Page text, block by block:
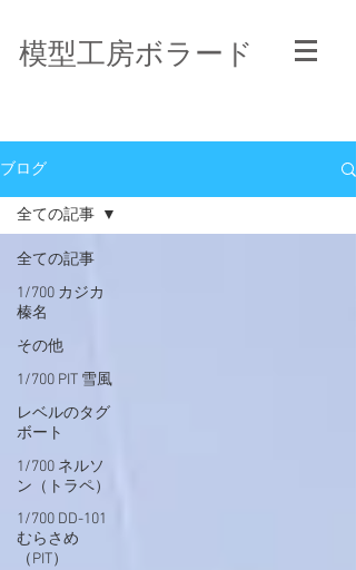
模型工房ボラード
ブログ
全ての記事
1/700 カジカ
榛名
その他
1/700 PIT 雪風
レベルのタグ
ボート
1/700 ネルソ
ン（トラペ）
1/700 DD-101
むらさめ
（PIT）
全ての記事